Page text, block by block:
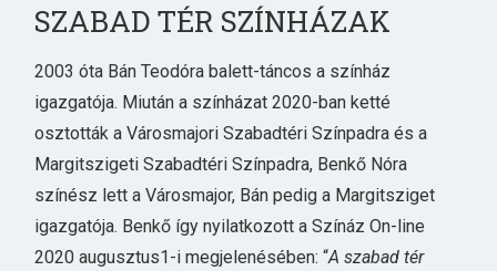
SZABAD TÉR SZÍNHÁZAK
2003 óta Bán Teodóra balett-táncos a színház
igazgatója. Miután a színházat 2020-ban ketté
osztották a Városmajori Szabadtéri Színpadra és a
Margitszigeti Szabadtéri Színpadra, Benkő Nóra
színész lett a Városmajor, Bán pedig a Margitsziget
igazgatója. Benkő így nyilatkozott a Színáz On-line
2020 augusztus1-i megjelenésében: “A szabad tér